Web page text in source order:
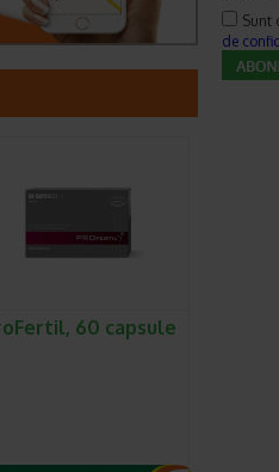
60 capsule
Sunt
de